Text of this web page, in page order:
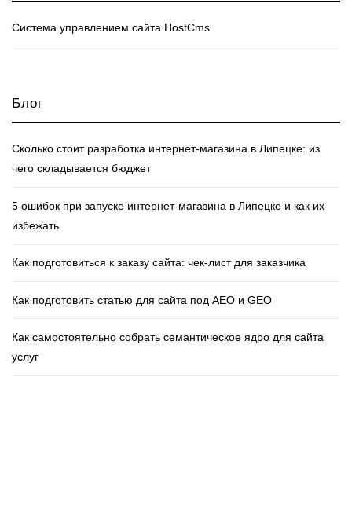
Cистема управлением сайта HostCms
Блог
Сколько стоит разработка интернет‑магазина в Липецке: из
чего складывается бюджет
5 ошибок при запуске интернет‑магазина в Липецке и как их
избежать
Как подготовиться к заказу сайта: чек‑лист для заказчика
Как подготовить статью для сайта под AEO и GEO
Как самостоятельно собрать семантическое ядро для сайта
услуг